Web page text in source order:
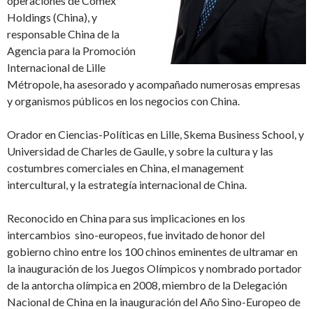
Holdings (China), y
responsable China de la
Agencia para la Promoción
Internacional de Lille
Métropole, ha asesorado y acompañado numerosas empresas
y organismos públicos en los negocios con China.
Orador en Ciencias-Políticas en Lille, Skema Business School, y
Universidad de Charles de Gaulle, y sobre la cultura y las
costumbres comerciales en China, el management
intercultural, y la estrategía internacional de China.
Reconocido en China para sus implicaciones en los
intercambios sino-europeos, fue invitado de honor del
gobierno chino entre los 100 chinos eminentes de ultramar en
la inauguración de los Juegos Olímpicos y nombrado portador
de la antorcha olímpica en 2008, miembro de la Delegación
Nacional de China en la inauguración del Año Sino-Europeo de